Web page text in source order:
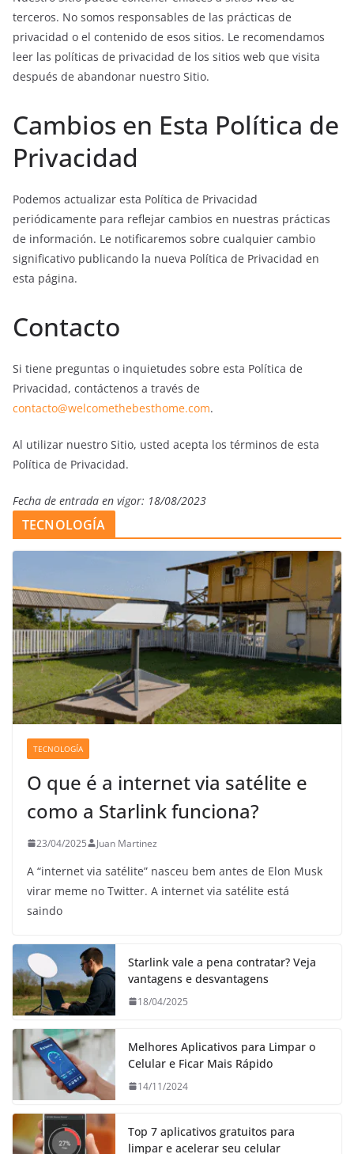
terceros. No somos responsables de las prácticas de
privacidad o el contenido de esos sitios. Le recomendamos
leer las políticas de privacidad de los sitios web que visita
después de abandonar nuestro Sitio.
Cambios en Esta Política de
Privacidad
Podemos actualizar esta Política de Privacidad
periódicamente para reflejar cambios en nuestras prácticas
de información. Le notificaremos sobre cualquier cambio
significativo publicando la nueva Política de Privacidad en
esta página.
Contacto
Si tiene preguntas o inquietudes sobre esta Política de
Privacidad, contáctenos a través de
contacto@welcomethebesthome.com.
Al utilizar nuestro Sitio, usted acepta los términos de esta
Política de Privacidad.
Fecha de entrada en vigor: 18/08/2023
TECNOLOGÍA
TECNOLOGÍA
O que é a internet via satélite e
como a Starlink funciona?
23/04/2025 Juan Martinez
A “internet via satélite” nasceu bem antes de Elon Musk
virar meme no Twitter. A internet via satélite está
saindo
Starlink vale a pena contratar? Veja
vantagens e desvantagens
18/04/2025
Melhores Aplicativos para Limpar o
Celular e Ficar Mais Rápido
14/11/2024
Top 7 aplicativos gratuitos para
limpar e acelerar seu celular